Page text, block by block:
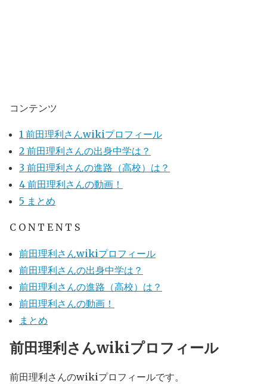
コンテンツ
1 前田理利さんwikiプロフィール
2 前田理利さんの出身中学は？
3 前田理利さんの進路（高校）は？
4 前田理利さんの動画！
5 まとめ
C O N T E N T S
前田理利さんwikiプロフィール
前田理利さんの出身中学は？
前田理利さんの進路（高校）は？
前田理利さんの動画！
まとめ
前田理利さんwikiプロフィール
前田理利さんのwikiプロフィールです。